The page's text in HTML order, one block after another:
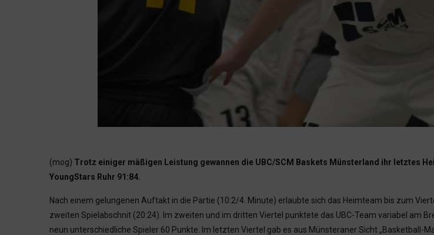
(mog) Trotz einiger mäßigen Leistung gewannen die UBC/SCM Baskets Münsterland ihr letztes
YoungStars Ruhr 91:84.
Nach einem gelungenen Auftakt in die Partie (10:2/4. Minute) erlaubte sich das Heimteam bis zum
zweiten Spielabschnit (20:24). Im zweiten und im dritten Viertel punktete das UBC-Team variabel am
neun unterschiedliche Spieler 60 Punkte. Im letzten Viertel gab es aus Münsteraner Sicht „Basketball-